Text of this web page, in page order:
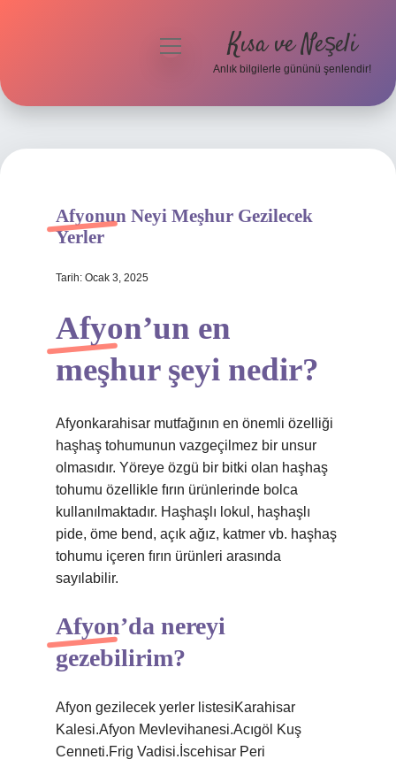
Hakkımızda
menüyü
Kısa ve Neşeli
Anlık bilgilerle gününü şenlendir!
Afyonun Neyi Meşhur Gezilecek
Yerler
Tarih: Ocak 3, 2025
Afyon’un en
meşhur şeyi nedir?
Afyonkarahisar mutfağının en önemli özelliği
haşhaş tohumunun vazgeçilmez bir unsur
olmasıdır. Yöreye özgü bir bitki olan haşhaş
tohumu özellikle fırın ürünlerinde bolca
kullanılmaktadır. Haşhaşlı lokul, haşhaşlı
pide, öme bend, açık ağız, katmer vb. haşhaş
tohumu içeren fırın ürünleri arasında
sayılabilir.
Afyon’da nereyi
gezebilirim?
Afyon gezilecek yerler listesiKarahisar
Kalesi.Afyon Mevlevihanesi.Acıgöl Kuş
Cenneti.Frig Vadisi.İscehisar Peri